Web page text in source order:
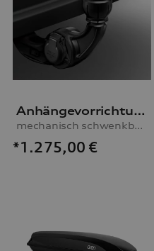
Anhängevorrichtung
mechanisch schwenkbar, inkl. E-Satz, für Fahrzeuge mit Luftfederung
*1.275,00 €